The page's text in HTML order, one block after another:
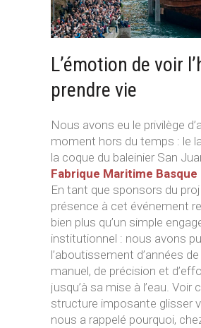
L’émotion de voir
prendre vie
Nous avons eu le privilège
moment hors du temps : le
la coque du baleinier San
Fabrique Maritime Basque
En tant que sponsors du
présence à cet événement
bien plus qu’un simple
institutionnel : nous avons
l’aboutissement d’années
manuel, de précision et
jusqu’à sa mise à l’eau. Voir
structure imposante glisser
nous a rappelé pourquoi,